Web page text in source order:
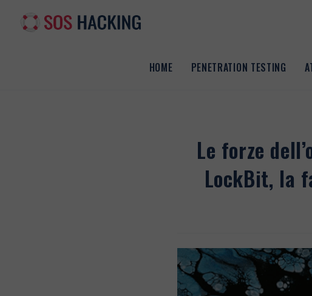
HOME PENETRATION TESTING
Le forze
LockBit, la